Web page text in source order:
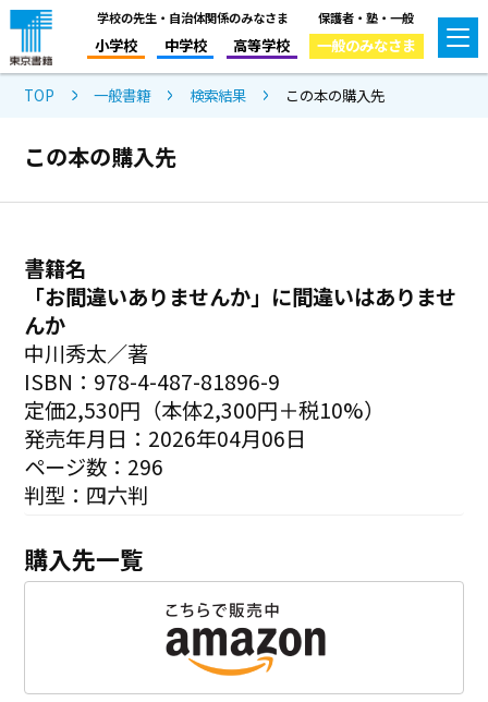
学校の先生・自治体関係のみなさま
小学校 中学校 高等学校
保護者・塾・一般
一般のみなさま
TOP 一般書籍 検索結果 この本の購入先
この本の購入先
書籍名
「お間違いありませんか」に間違いはありませ
んか
中川秀太／著
ISBN：978-4-487-81896-9
定価2,530円（本体2,300円＋税10%）
発売年月日：2026年04月06日
ページ数：296
判型：四六判
購入先一覧